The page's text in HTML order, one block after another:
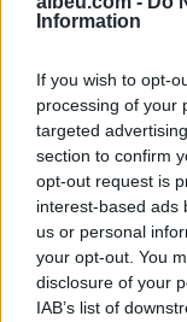
Information
If you wish to opt-
processing of your
targeted
section to confirm
opt-out request is
interest-based ads
us or personal
your opt-out. You
disclosure of your
IAB’s list of
Shtuarmë
Tags:
cfo
causholli